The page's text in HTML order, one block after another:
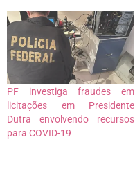
PF investiga fraudes em
licitações em Presidente
Dutra envolvendo recursos
para COVID-19